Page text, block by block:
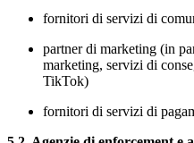
fornitori di servizi di
partner di marketing (in
marketing, servizi di
TikTok)
fornitori di servizi di